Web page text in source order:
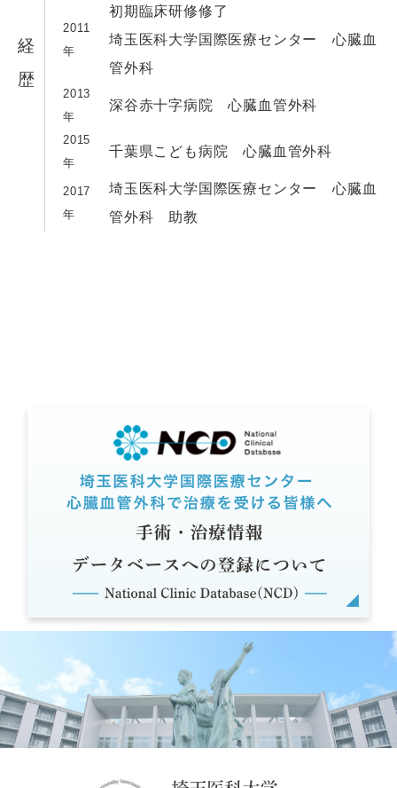
経
歴
2011
年
初期臨床研修修了
埼玉医科大学国際医療センター 心臓血
管外科
2013
年
深谷赤十字病院 心臓血管外科
2015
年
千葉県こども病院 心臓血管外科
2017
年
埼玉医科大学国際医療センター 心臓血
管外科 助教